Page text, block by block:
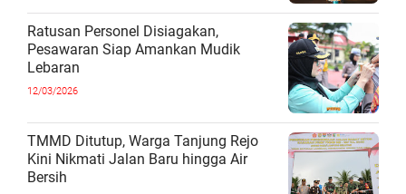
Ratusan Personel Disiagakan,
Pesawaran Siap Amankan Mudik
Lebaran
12/03/2026
TMMD Ditutup, Warga Tanjung Rejo
Kini Nikmati Jalan Baru hingga Air
Bersih